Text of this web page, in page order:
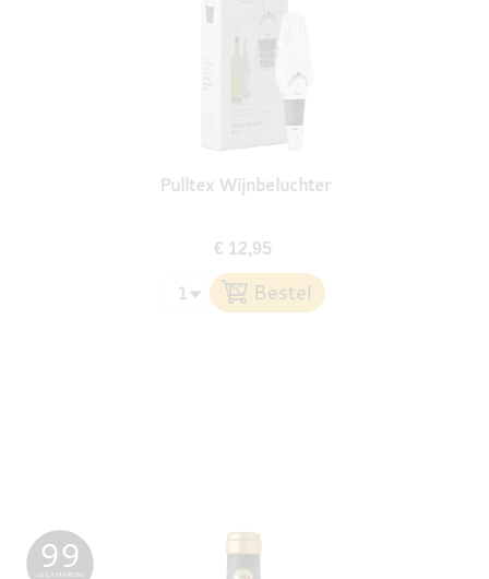
Pulltex Wijnbeluchter
€ 12,95
99
LUCA MARONI